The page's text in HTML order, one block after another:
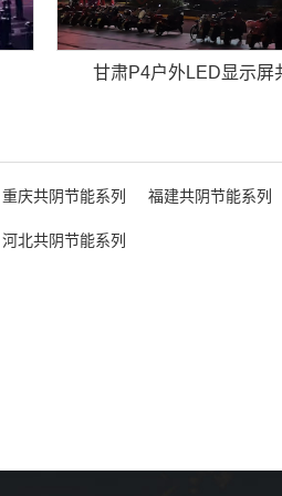
甘肃P4户外LED显示屏
重庆共阴节能系列 福建共阴节能系列
河北共阴节能系列